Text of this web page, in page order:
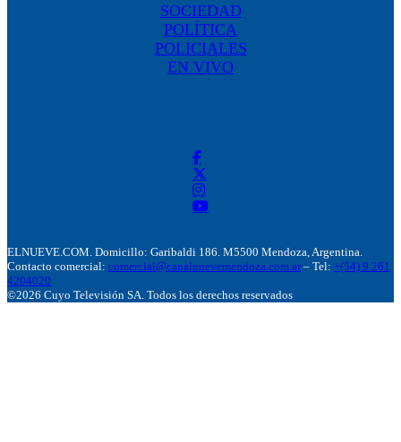
SOCIEDAD
POLÍTICA
POLICIALES
EN VIVO
ELNUEVE.COM. Domicillo: Garibaldi 186. M5500 Mendoza, Argentina.
Contacto comercial: comercial@canalnuevemendoza.com.ar – Tel: +(54) 9 261
4204020
©2026 Cuyo Televisión SA. Todos los derechos reservados